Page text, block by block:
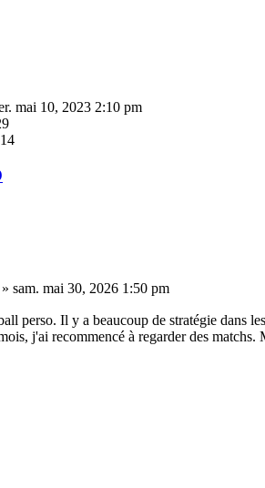
mai 10, 2023 2:10 pm
» sam. mai 30, 2026 1:50 pm
perso. Il y a beaucoup de stratégie dans
j'ai recommencé à regarder des